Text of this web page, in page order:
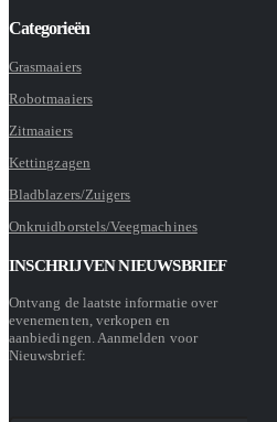
Categorieën
Grasmaaiers
Robotmaaiers
Zitmaaiers
Kettingzagen
Bladblazers/Zuigers
Onkruidborstels/Veegmachines
INSCHRIJVEN NIEUWSBRIEF
Ontvang de laatste informatie over
evenementen, verkopen en
aanbiedingen. Aanmelden voor
Nieuwsbrief: